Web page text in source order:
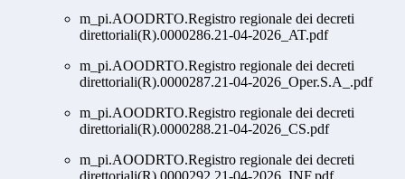
m_pi.AOODRTO.Registro regionale dei decreti
direttoriali(R).0000286.21-04-2026_AT.pdf
m_pi.AOODRTO.Registro regionale dei decreti
direttoriali(R).0000287.21-04-2026_Oper.S.A_.pdf
m_pi.AOODRTO.Registro regionale dei decreti
direttoriali(R).0000288.21-04-2026_CS.pdf
m_pi.AOODRTO.Registro regionale dei decreti